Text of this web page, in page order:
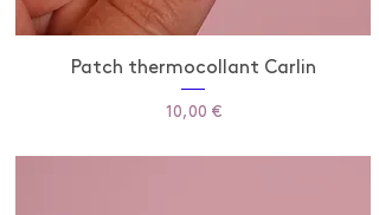
Patch thermocollant Carlin
Prix
10,00 €